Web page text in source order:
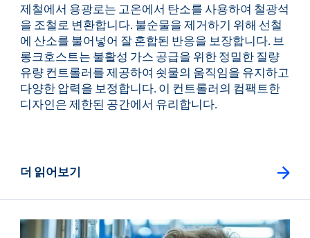
제철에서 용광로는 고온에서 탄소를 사용하여 철광석
을 조철로 변환합니다. 불순물을 제거하기 위해 선철
에 산소를 불어넣어 잘 혼합된 반응을 보장합니다. 브
롱크호스트는 불활성 가스 공급을 위한 정밀한 질량
유량 컨트롤러를 제공하여 쇳물의 움직임을 유지하고
다양한 압력을 보정합니다. 이 컨트롤러의 컴팩트한
디자인은 제한된 공간에서 유리합니다.
더 읽어보기